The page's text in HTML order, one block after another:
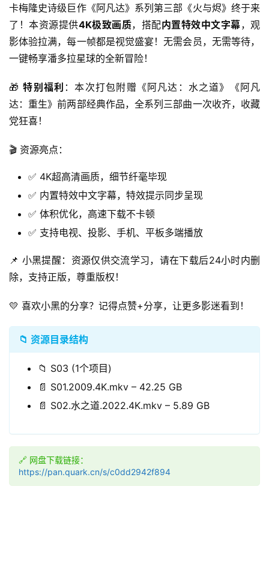
卡梅隆史诗级巨作《阿凡达》系列第三部《火与烬》终于来
了！本资源提供4K极致画质，搭配内置特效中文字幕，观
影体验拉满，每一帧都是视觉盛宴！无需会员，无需等待，
一键畅享潘多拉星球的全新冒险！
🎁 特别福利 ：本次打包附赠《阿凡达：水之道》《阿凡
达：重生》前两部经典作品，全系列三部曲一次收齐，收藏
党狂喜！
🎬 资源亮点：
✅ 4K超高清画质，细节纤毫毕现
✅ 内置特效中文字幕，特效提示同步呈现
✅ 体积优化，高速下载不卡顿
✅ 支持电视、投影、手机、平板多端播放
📌 小黑提醒：资源仅供交流学习，请在下载后24小时内删
除，支持正版，尊重版权！
💛 喜欢小黑的分享？记得点赞+分享，让更多影迷看到！
📁 资源目录结构
📁 S03 (1个项目)
📄 S01.2009.4K.mkv – 42.25 GB
📄 S02.水之道.2022.4K.mkv – 5.89 GB
🔗 网盘下载链接：
https://pan.quark.cn/s/c0dd2942f894